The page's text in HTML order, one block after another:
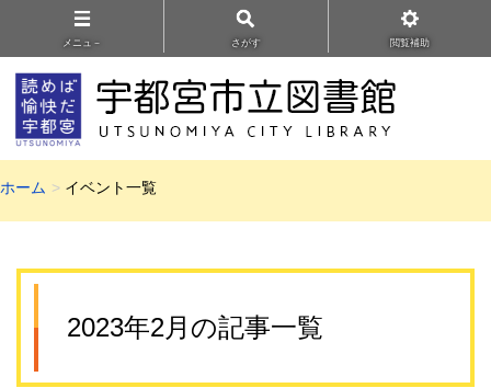
メニュ－ さがす 閲覧補助
ホーム イベント一覧
2023年2月の記事一覧